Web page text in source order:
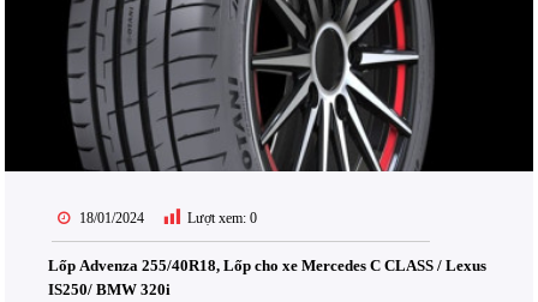
18/01/2024 Lượt xem: 0
Lốp Advenza 255/40R18, Lốp cho xe Mercedes C CLASS / Lexus
IS250/ BMW 320i